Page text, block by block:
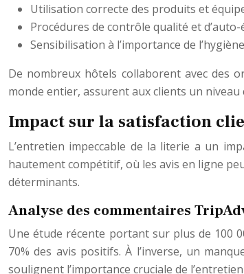
Utilisation correcte des produits et
Procédures de contrôle qualité et
Sensibilisation à l’importance de
De nombreux hôtels collaborent avec des
monde entier, assurent aux clients un
Impact sur la satisfaction
L’entretien impeccable de la literie a un
hautement compétitif, où les avis en ligne
déterminants.
Analyse des commentaires
Une étude récente portant sur plus de 100
70% des avis positifs. À l’inverse, un
soulignent l’importance cruciale de